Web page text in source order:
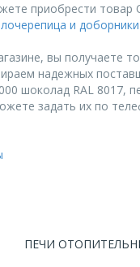
ПЕЧИ
приобрести товар
и доборники
вы получаете
надежных
шоколад RAL 8017,
задать их по